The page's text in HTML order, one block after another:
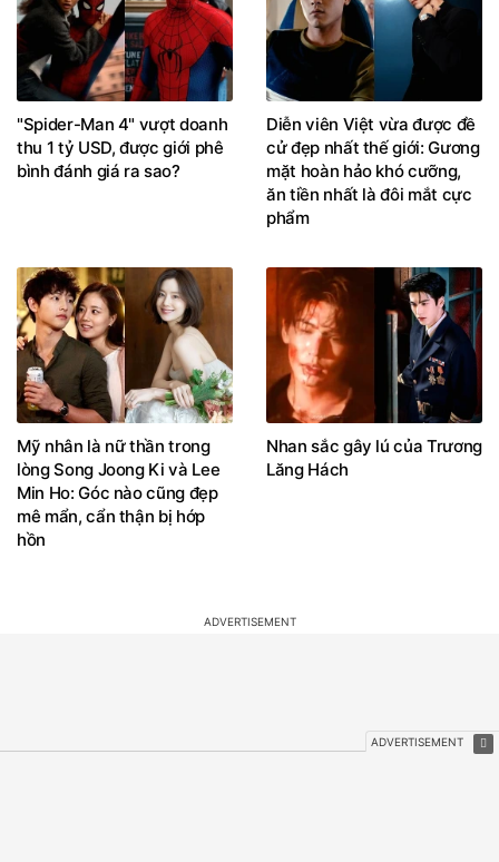
"Spider-Man 4" vượt doanh
thu 1 tỷ USD, được giới phê
bình đánh giá ra sao?
Diễn viên Việt vừa được đề
cử đẹp nhất thế giới: Gương
mặt hoàn hảo khó cưỡng,
ăn tiền nhất là đôi mắt cực
phẩm
Mỹ nhân là nữ thần trong
lòng Song Joong Ki và Lee
Min Ho: Góc nào cũng đẹp
mê mẩn, cẩn thận bị hớp
hồn
Nhan sắc gây lú của Trương
Lăng Hách